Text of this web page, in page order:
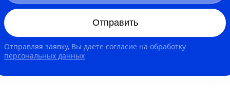
Отправить
Отправляя заявку, Вы даете согласие на обработку
персональных данных